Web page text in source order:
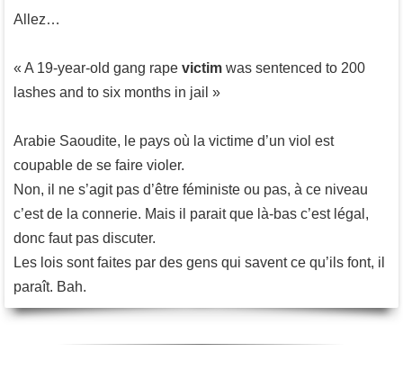
Allez…
« A 19-year-old gang rape victim was sentenced to 200
lashes and to six months in jail »
Arabie Saoudite, le pays où la victime d’un viol est
coupable de se faire violer.
Non, il ne s’agit pas d’être féministe ou pas, à ce niveau
c’est de la connerie. Mais il parait que là-bas c’est légal,
donc faut pas discuter.
Les lois sont faites par des gens qui savent ce qu’ils font, il
paraît. Bah.